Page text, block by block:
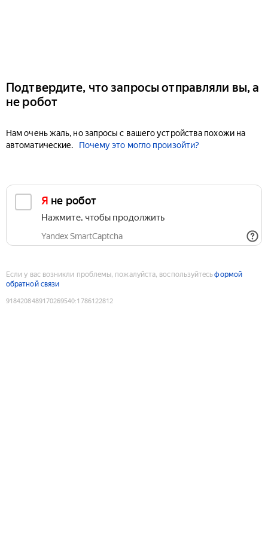
Подтвердите, что запросы отправляли вы, а
не робот
Нам очень жаль, но запросы с вашего устройства похожи на
автоматические.
Почему это могло произойти?
Я не робот
Нажмите, чтобы продолжить
Yandex SmartCaptcha
Если у вас возникли проблемы, пожалуйста, воспользуйтесьформой
обратной связи
9184208489170269540:1786122812